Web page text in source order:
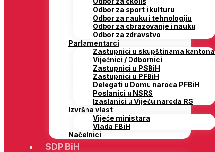
Odbor za sport i kulturu
Odbor za nauku i tehnologiju
Odbor za obrazovanje i nauku
Odbor za zdravstvo
Parlamentarci
Zastupnici u skupštinama kantona
Vijećnici / Odbornici
Zastupnici u PSBiH
Zastupnici u PFBiH
Delegati u Domu naroda PFBiH
Poslanici u NSRS
Izaslanici u Vijeću naroda RS
Izvršna vlast
Vijeće ministara
Vlada FBiH
Načelnici
SDP BiH